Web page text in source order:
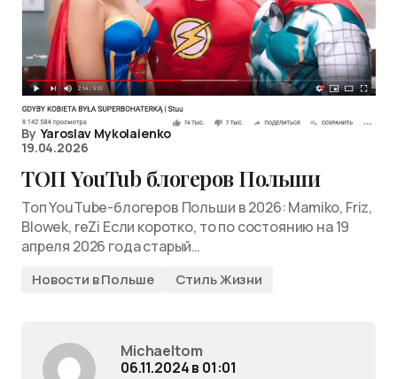
By Yaroslav Mykolaienko
19.04.2026
ТОП YouTub блогеров Польши
Топ YouTube-блогеров Польши в 2026: Mamiko, Friz,
Blowek, reZi Если коротко, то по состоянию на 19
апреля 2026 года старый…
Новости в Польше Стиль Жизни
Michaeltom
06.11.2024 в 01:01